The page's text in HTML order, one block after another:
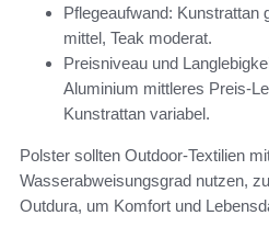
Pflegeaufwand: Kunstrattan
mittel, Teak moderat.
Preisniveau und
Aluminium mittleres Preis-
Kunstrattan variabel.
Polster sollten Outdoor-Textilien
Wasserabweisungsgrad nutzen,
Outdura, um Komfort und